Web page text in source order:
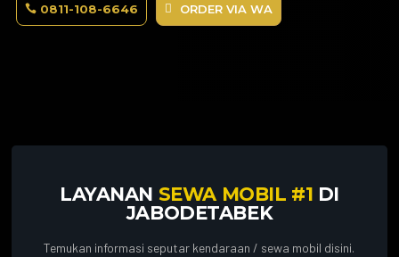
0811-108-6646 ORDER VIA WA
LAYANAN SEWA MOBIL #1 DI
JABODETABEK
Temukan informasi seputar kendaraan / sewa mobil disini.